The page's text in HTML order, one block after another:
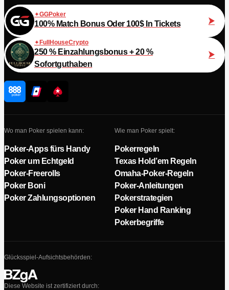
GGPoker
100% Match Bonus Oder 100$ In Tickets
FullHouseCrypto
250 % Einzahlungsbonus + 20 %
Sofortguthaben
Wo man Poker spielen kann:
Poker-Apps fürs Handy
Poker um Echtgeld
Poker-Freerolls
Poker Boni
Poker Zahlungsoptionen
Wie man Poker spielt:
Pokerregeln
Texas Hold’em Regeln
Omaha-Poker-Regeln
Poker-Anleitungen
Pokerstrategien
Poker Hand Ranking
Pokerbegriffe
Glücksspiel-Aufsichtsbehörden:
Diese Website ist zertifiziert durch: